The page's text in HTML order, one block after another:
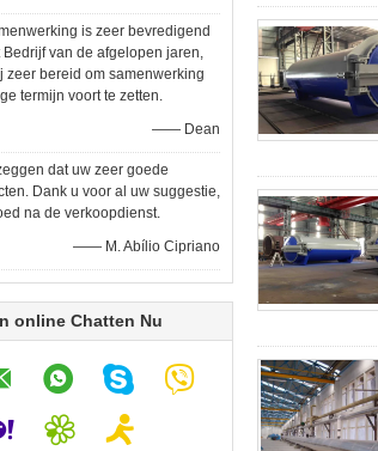
is zeer bevredigend
Bedrijf van de afgelopen jaren,
zeer bereid om samenwerking
termijn voort te zetten.
—— Dean
dat uw zeer goede
Dank u voor al uw suggestie,
na de verkoopdienst.
—— M. Abílio Cipriano
online Chatten Nu